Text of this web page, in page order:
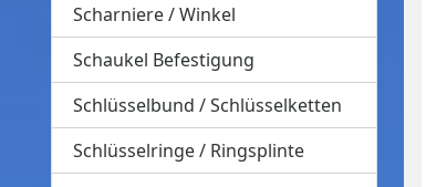
Scharniere / Winkel
Schaukel Befestigung
Schlüsselbund / Schlüsselketten
Schlüsselringe / Ringsplinte